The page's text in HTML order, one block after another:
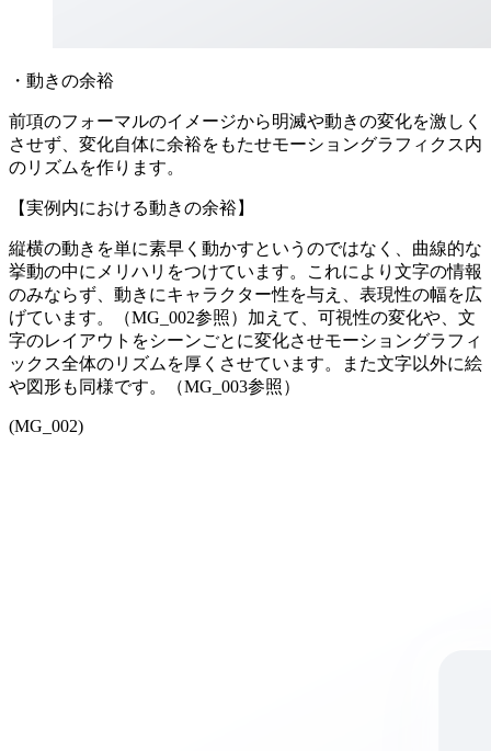
・動きの余裕
前項のフォーマルのイメージから明滅や動きの変化を激しく
させず、変化自体に余裕をもたせモーショングラフィクス内
のリズムを作ります。
【実例内における動きの余裕】
縦横の動きを単に素早く動かすというのではなく、曲線的な
挙動の中にメリハリをつけています。これにより文字の情報
のみならず、動きにキャラクター性を与え、表現性の幅を広
げています。（MG_002参照）加えて、可視性の変化や、文
字のレイアウトをシーンごとに変化させモーショングラフィ
ックス全体のリズムを厚くさせています。また文字以外に絵
や図形も同様です。（MG_003参照）
(MG_002)